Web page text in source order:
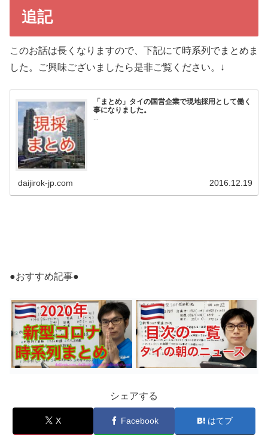
追記
このお話は長くなりますので、下記にて時系列でまとめま
した。ご興味ございましたら是非ご覧ください。↓
「まとめ」タイの国営企業で現地採用として働く
事になりました。
daijirok-jp.com 2016.12.19
●おすすめ記事●
シェアする
X Facebook はてブ